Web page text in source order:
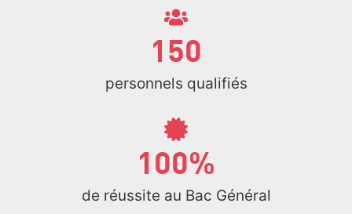
personnels qualifiés
150
de réussite au Bac Général
100%